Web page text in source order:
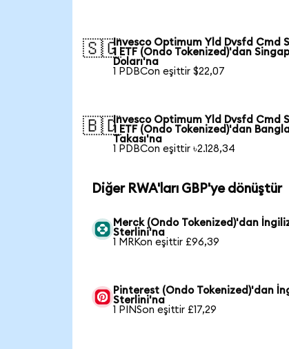
🇸🇬Invesco Optimum Yld Dvsfd Cmd
1 ETF (Ondo Tokenized)'dan
Doları'na
1 PDBCon eşittir $22,07
🇧🇩Invesco Optimum Yld Dvsfd Cmd
1 ETF (Ondo Tokenized)'dan
Takası'na
1 PDBCon eşittir ৳2.128,34
Diğer RWA'ları GBP'ye dönüştür
Merck (Ondo Tokenized)'dan
Sterlini'na
1 MRKon eşittir £96,39
Pinterest (Ondo Tokenized)'dan
Sterlini'na
1 PINSon eşittir £17,29